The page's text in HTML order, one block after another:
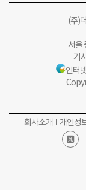
(주)
서울
기
인터
회사소개 개인정